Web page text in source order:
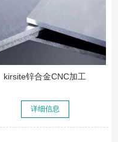
kirsite锌合金CNC加工
详细信息